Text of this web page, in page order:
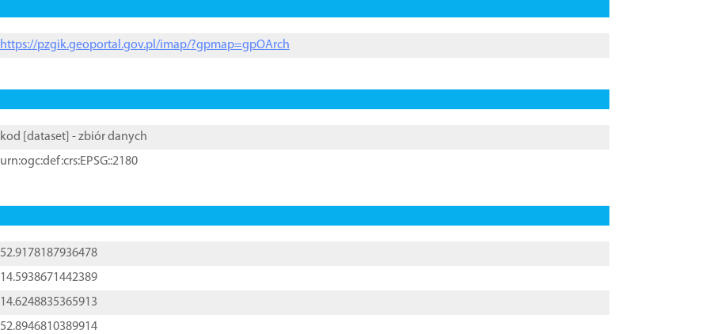
https://pzgik.geoportal.gov.pl/imap/?gpmap=gpOArch
kod [ dataset ] - zbiór danych
urn:ogc:def:crs:EPSG::2180
52.9178187936478
14.5938671442389
14.6248835365913
52.8946810389914